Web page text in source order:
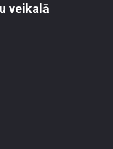
veikalā